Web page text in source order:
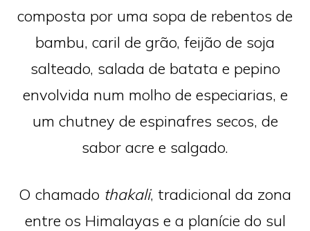
composta por uma sopa de rebentos de
bambu, caril de grão, feijão de soja
salteado, salada de batata e pepino
envolvida num molho de especiarias, e
um chutney de espinafres secos, de
sabor acre e salgado.
O chamado thakali, tradicional da zona
entre os Himalayas e a planície do sul